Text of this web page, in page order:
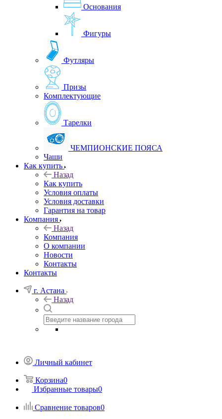
Основания
Фигуры
Футляры
Призы
Комплектующие
Тарелки
ЧЕМПИОНСКИЕ ПОЯСА
Чаши
Как купить
Назад
Как купить
Условия оплаты
Условия доставки
Гарантия на товар
Компания
Назад
Компания
О компании
Новости
Контакты
Контакты
г. Астана
Назад
Личный кабинет
Корзина0
Избранные товары0
Сравнение товаров0